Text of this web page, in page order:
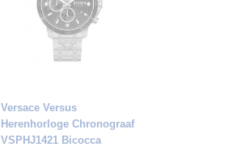
Versace Versus
Herenhorloge Chronograaf
VSPHJ1421 Bicocca